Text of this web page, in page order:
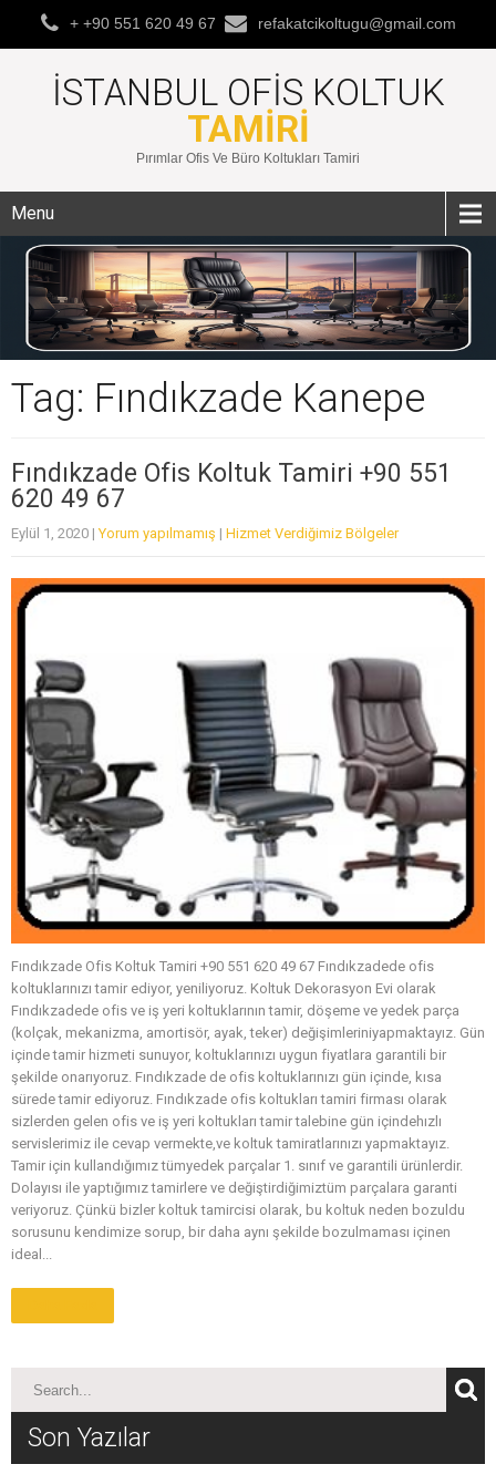
+ +90 551 620 49 67 refakatcikoltugu@gmail.com
İSTANBUL OFIS KOLTUK
TAMIRI
Pırımlar Ofis Ve Büro Koltukları Tamiri
Menu
Tag: Fındıkzade Kanepe
Fındıkzade Ofis Koltuk Tamiri +90 551
620 49 67
Eylül 1, 2020 |Yorum yapılmamış | Hizmet Verdiğimiz Bölgeler
Fındıkzade Ofis Koltuk Tamiri +90 551 620 49 67 Fındıkzadede ofis
koltuklarınızı tamir ediyor, yeniliyoruz. Koltuk Dekorasyon Evi olarak
Fındıkzadede ofis ve iş yeri koltuklarının tamir, döşeme ve yedek parça
(kolçak, mekanizma, amortisör, ayak, teker) değişimleriniyapmaktayız. Gün
içinde tamir hizmeti sunuyor, koltuklarınızı uygun fiyatlara garantili bir
şekilde onarıyoruz. Fındıkzade de ofis koltuklarınızı gün içinde, kısa
sürede tamir ediyoruz. Fındıkzade ofis koltukları tamiri firması olarak
sizlerden gelen ofis ve iş yeri koltukları tamir talebine gün içindehızlı
servislerimiz ile cevap vermekte,ve koltuk tamiratlarınızı yapmaktayız.
Tamir için kullandığımız tümyedek parçalar 1. sınıf ve garantili ürünlerdir.
Dolayısı ile yaptığımız tamirlere ve değiştirdiğimiztüm parçalara garanti
veriyoruz. Çünkü bizler koltuk tamircisi olarak, bu koltuk neden bozuldu
sorusunu kendimize sorup, bir daha aynı şekilde bozulmaması içinen
ideal...
Son Yazılar